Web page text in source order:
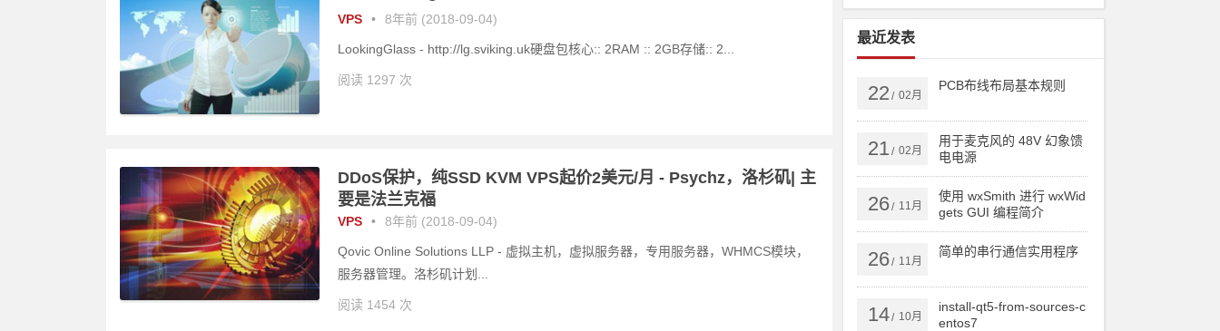
VPS • 8年前 (2018-09-04)
LookingGlass - http://lg.sviking.uk硬盘包核心:: 2RAM :: 2GB存储:: 2...
阅读 1297 次
DDoS保护，纯SSD KVM VPS起价2美元/月 - Psychz，洛杉矶| 主
要是法兰克福
VPS • 8年前 (2018-09-04)
Qovic Online Solutions LLP - 虚拟主机，虚拟服务器，专用服务器，WHMCS模块，
服务器管理。洛杉矶计划...
阅读 1454 次
最近发表
22 / 02月
PCB布线布局基本规则
21 / 02月
用于麦克风的 48V 幻象馈
电电源
26/ 11月
使用 wxSmith 进行 wxWid
gets GUI 编程简介
26/ 11月
简单的串行通信实用程序
14/ 10月
install-qt5-from-sources-c
entos7